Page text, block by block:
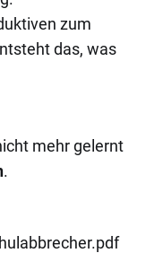
zum
das, was
mehr gelernt
.